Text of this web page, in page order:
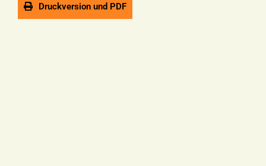
Druckversion und PDF